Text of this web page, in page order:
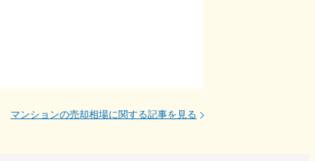
マンションの売却相場に関する記事を見る